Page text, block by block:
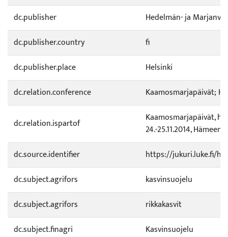
dc.publisher
Hedelmän- ja
dc.publisher.country
fi
dc.publisher.place
Helsinki
dc.relation.conference
Kaamosmarjapäivät;
dc.relation.ispartof
Kaamosmarjapäivät,
24.-25.11.2014,
dc.source.identifier
https://jukuri.luke.fi/
dc.subject.agrifors
kasvinsuojelu
dc.subject.agrifors
rikkakasvit
dc.subject.finagri
Kasvinsuojelu